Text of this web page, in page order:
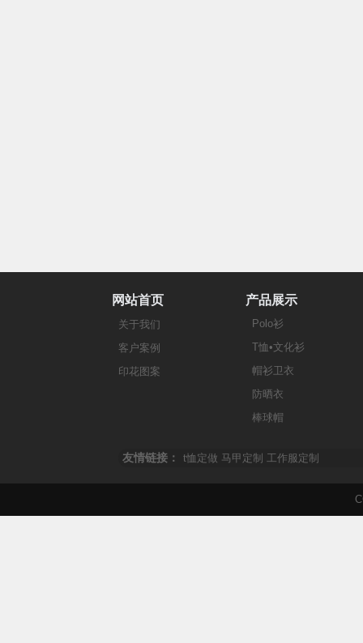
网站首页
关于我们
客户案例
印花图案
产品展示
Polo衫
T恤•文化衫
帽衫卫衣
防晒衣
棒球帽
友情链接： t恤定做 马甲定制 工作服定制